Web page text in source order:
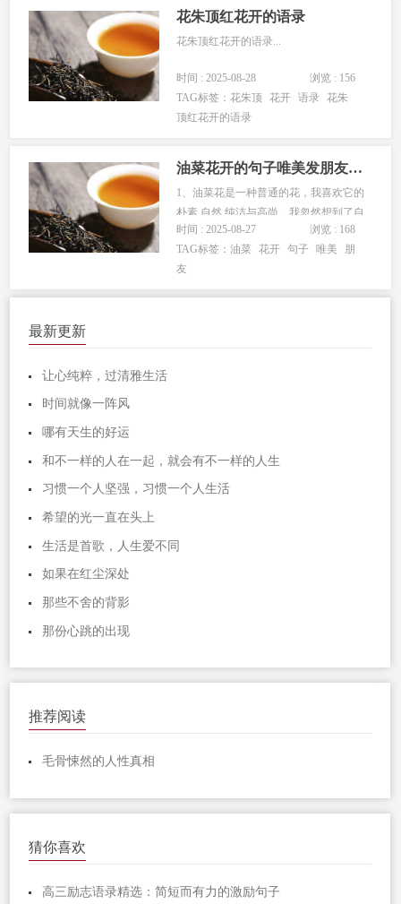
花朱顶红花开的语录
花朱顶红花开的语录...
时间 : 2025-08-28
浏览 : 156
TAG标签：花朱顶 花开 语录 花朱
顶红花开的语录
油菜花开的句子唯美发朋友圈(共37句)
1、油菜花是一种普通的花，我喜欢它的
朴素.自然.纯洁与高尚。我忽然想到了自
己，应该发扬油菜花的精神，默默地成
长，默默地奉献。 2、油菜花的花香扑
鼻，仿佛可以将春天的气息带到每个人
时间 : 2025-08-27
浏览 : 168
TAG标签：油菜 花开 句子 唯美
朋
友
最新更新
让心纯粹，过清雅生活
时间就像一阵风
哪有天生的好运
和不一样的人在一起，就会有不一样的人生
习惯一个人坚强，习惯一个人生活
希望的光一直在头上
生活是首歌，人生爱不同
如果在红尘深处
那些不舍的背影
那份心跳的出现
推荐阅读
毛骨悚然的人性真相
猜你喜欢
高三励志语录精选：简短而有力的激励句子